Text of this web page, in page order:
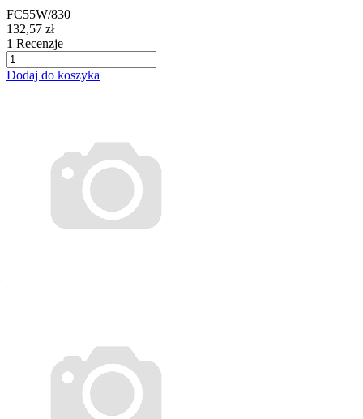
FC55W/830
132,57 zł
1 Recenzje
Dodaj do koszyka